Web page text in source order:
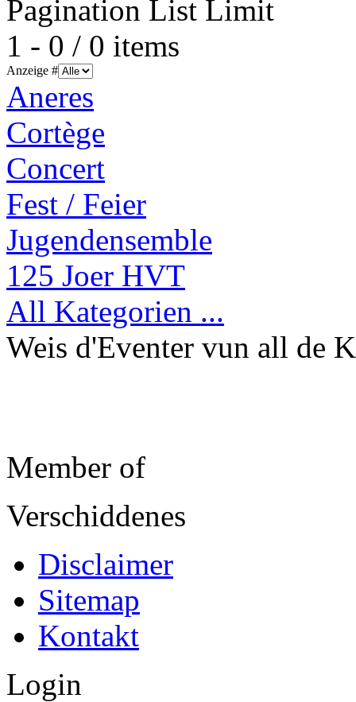
Pagination List Limit
1 - 0 / 0 items
Anzeige #
Aneres
Cortège
Concert
Fest / Feier
Jugendensemble
125 Joer HVT
All Kategorien ...
Weis d'Eventer vun all de
Member of
Verschiddenes
Disclaimer
Sitemap
Kontakt
Login